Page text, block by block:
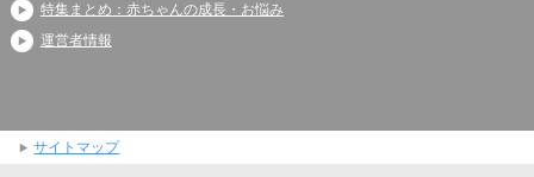
特集まとめ：赤ちゃんの成長・お悩み
運営者情報
サイトマップ